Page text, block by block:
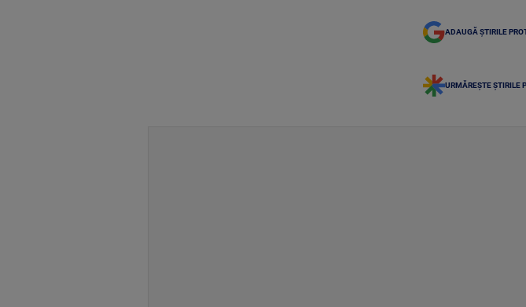
ADAUGĂ ȘTIRILE
URMĂREȘTE ȘTIRILE